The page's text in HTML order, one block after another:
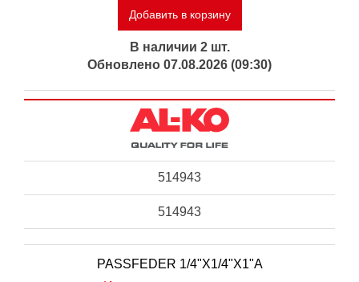
Добавить в корзину
В наличии 2 шт.
Обновлено 07.08.2026 (09:30)
514943
514943
PASSFEDER 1/4"X1/4"X1"A